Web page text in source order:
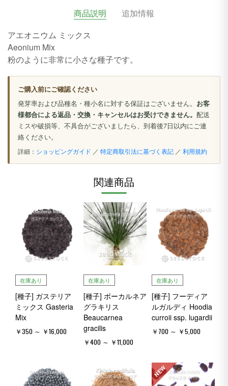
商品説明
追加情報
アエオニウム ミックス
Aeonium Mix
粉のように非常に小さな種子です。
ご購入前にご確認ください
発芽率および品種名・種小名に対する保証はございません。 お客
様都合による返品・交換・キャンセルはお受けできません。 配送
ミスや破損等、不具合がございましたら、到着後7日以内にご連
絡ください。
詳細： ショッピングガイド ／ 特定商取引法に基づく表記 ／ 利用規約
関連商品
在庫あり
[種子] ガステリア
ミックス Gasteria
Mix
￥350 ～ ￥16,000
在庫あり
[種子] ボーカルネア
グラキリス
Beaucarnea
gracilis
￥400 ～ ￥11,000
在庫あり
[種子] フーディア
ルガルディ Hoodia
curroii ssp. lugardii
￥700 ～ ￥5,000
NEW